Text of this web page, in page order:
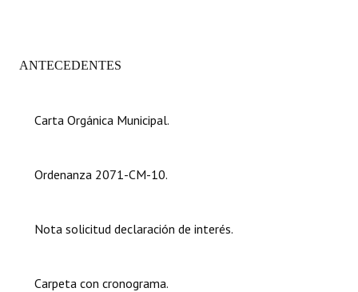
DOCUMENTOS
Dictámenes Asesoría Letrada
ANTECEDENTES
Carta Orgánica Municipal.
Ordenanza 2071-CM-10.
Nota solicitud declaración de interés.
Carpeta con cronograma.